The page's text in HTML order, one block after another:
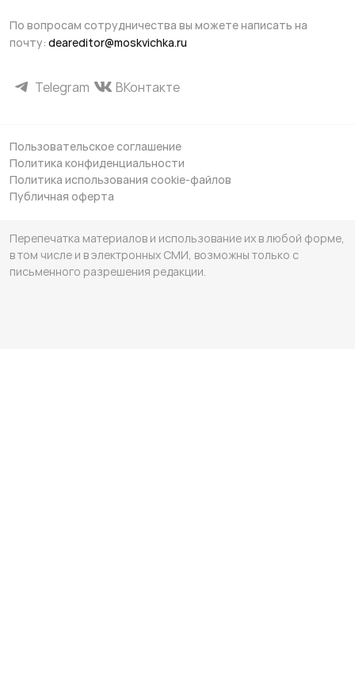
По вопросам сотрудничества вы можете написать на
почту: deareditor@moskvichka.ru
Telegram ВКонтакте
Пользовательское соглашение
Политика конфиденциальности
Политика использования cookie-файлов
Публичная оферта
Перепечатка материалов и использование их в любой форме,
в том числе и в электронных СМИ, возможны только с
письменного разрешения редакции.